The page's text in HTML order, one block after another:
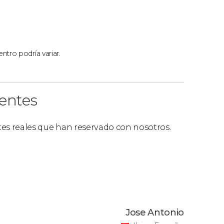
y el Alcázar de Segovia
a las Murallas de Ávila y al Alcázar de
de Segovia + Comida
mencionadas y, además, una deliciosa
de vainilla, pan, agua y vino.
completa. Incluye guía en ambas
el orden de las visitas descritas en el
podría variar.
reales que han reservado con nosotros.
Jose Antonio